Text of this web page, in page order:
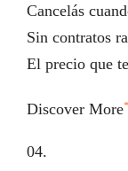
Cancelás
Sin contratos
El precio que
Discover More
04.